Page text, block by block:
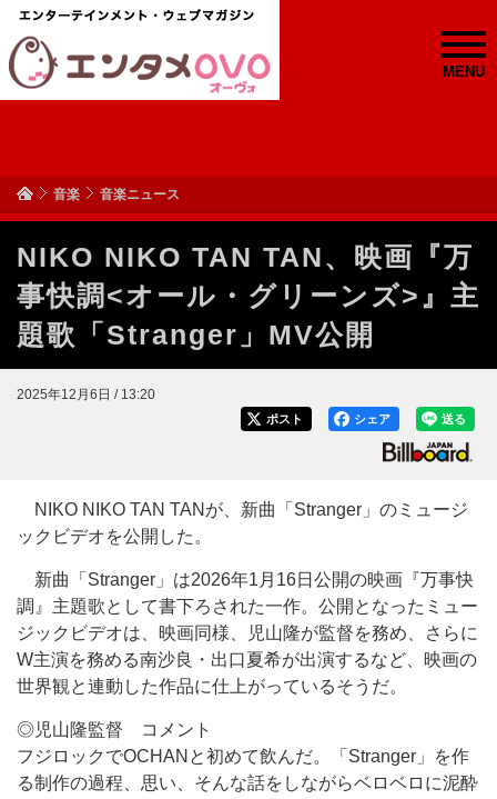
MENU
音楽 音楽ニュース
NIKO NIKO TAN TAN、映画『万
事快調<オール・グリーンズ>』主
題歌「Stranger」MV公開
2025年12月6日 / 13:20
送る
シェア
ポスト
NIKO NIKO TAN TANが、新曲「Stranger」のミュージ
ックビデオを公開した。
新曲「Stranger」は2026年1月16日公開の映画『万事快
調』主題歌として書下ろされた一作。公開となったミュー
ジックビデオは、映画同様、児山隆が監督を務め、さらに
W主演を務める南沙良・出口夏希が出演するなど、映画の
世界観と連動した作品に仕上がっているそうだ。
◎児山隆監督 コメント
フジロックでOCHANと初めて飲んだ。「Stranger」を作
る制作の過程、思い、そんな話をしながらベロベロに泥酔